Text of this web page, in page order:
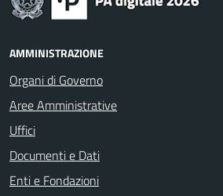
AMMINISTRAZIONE
Organi di Governo
Aree Amministrative
Uffici
Documenti e Dati
Enti e Fondazioni